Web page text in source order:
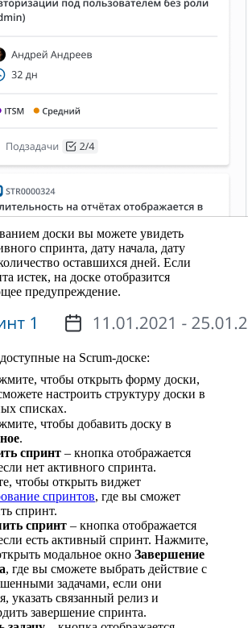
доски вы можете увидеть
спринта, дату начала, дату
оставшихся дней. Если
истек, на доске отобразится
предупреждение.
на Scrum-доске:
чтобы открыть форму доски,
настроить структуру доски в
списках.
чтобы добавить доску в
.
спринт – кнопка отображается
нет активного спринта.
чтобы открыть виджет
спринтов, где вы сможет
спринт.
спринт – кнопка отображается
есть активный спринт. Нажмите,
модальное окно Завершение
, где вы сможете выбрать действие с
задачами, если они
указать связанный релиз и
завершение спринта.